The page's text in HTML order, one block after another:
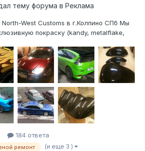
тему форума в Реклама
West Customs в г.Колпино СПб Мы
покраску (kandy, metalflake,
и мебель, в общем кастом)))
сварочные работы, кузовня
184 ответа
ремонт (и еще 3 )